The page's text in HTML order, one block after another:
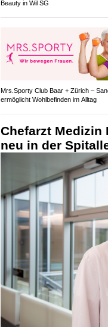
Beauty in Wil SG
Mrs.Sporty Club Baar + Zürich –
ermöglicht Wohlbefinden im Alltag
Chefarzt Medizin
neu in der